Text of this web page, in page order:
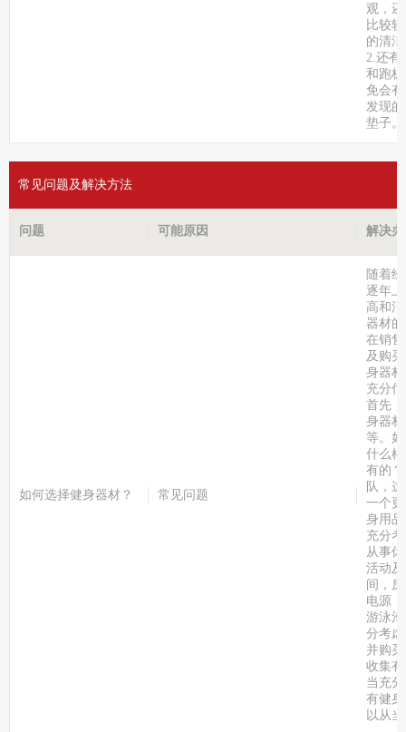
观，
比较
的清
2.还有
和跑
免会
发现
垫子。
常见问题及解决方法
问题 可能原因 解决
如何选择健身器材？ 常见问题
随着
逐年
高和
器材
在销
及购
身器
充分
首先
身器
等。
什么
有的
队，
一个
身用
充分
从事
活动
间，
电源
游泳
分考
并购
收集
当充
有健
以从